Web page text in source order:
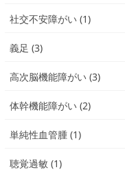
社交不安障がい (1)
義足 (3)
高次脳機能障がい (3)
体幹機能障がい (2)
単純性血管腫 (1)
聴覚過敏 (1)